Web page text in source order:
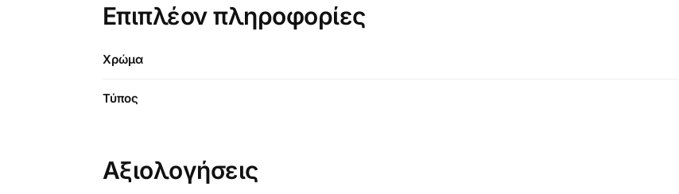
Επιπλέον πληροφορίες
Χρώμα
Τύπος
Αξιολογήσεις